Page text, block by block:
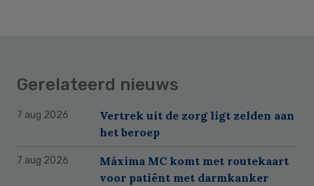
Gerelateerd nieuws
7 aug 2026
Vertrek uit de zorg ligt zelden aan
het beroep
7 aug 2026
Máxima MC komt met routekaart
voor patiënt met darmkanker